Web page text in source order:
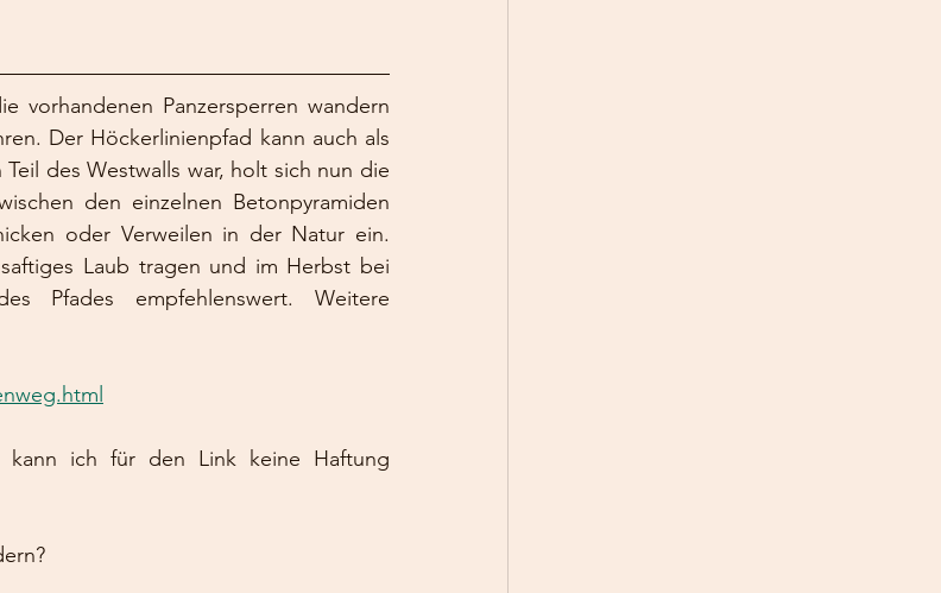
vorhandenen Panzersperren wandern
Der Höckerlinienpfad kann auch als
des Westwalls war, holt sich nun die
den einzelnen Betonpyramiden
oder Verweilen in der Natur ein.
Laub tragen und im Herbst bei
Pfades empfehlenswert. Weitere
ich für den Link keine Haftung